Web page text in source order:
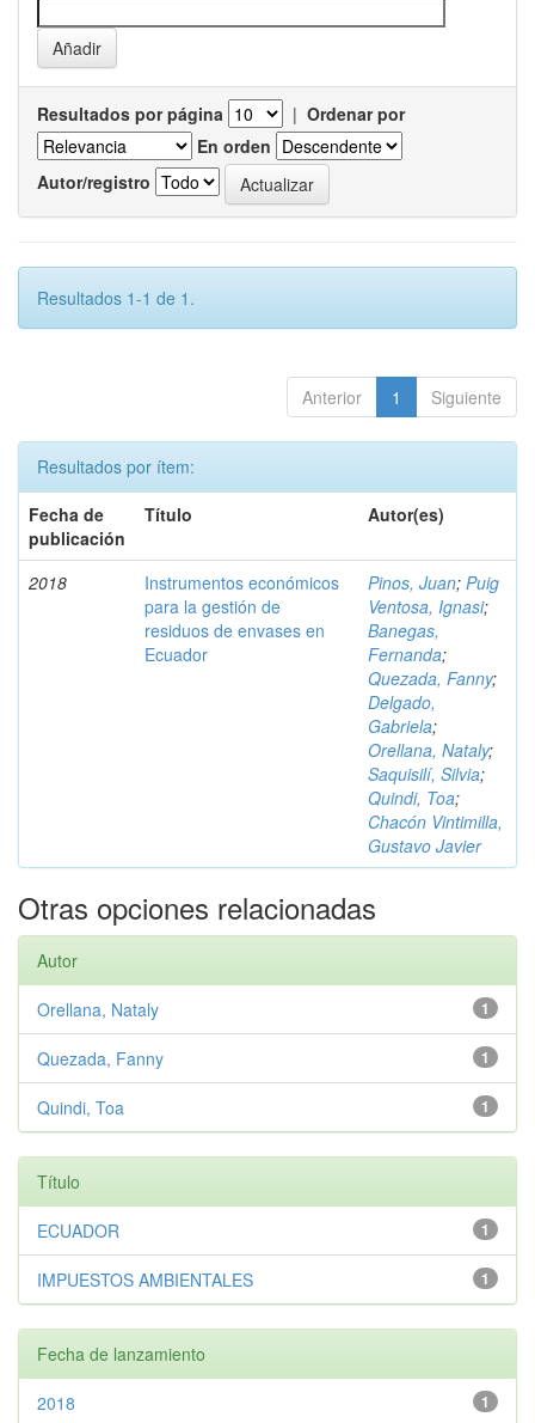
Resultados por página | Ordenar por
En orden
Autor/registro
Resultados 1-1 de 1.
Anterior 1 Siguiente
Resultados por ítem:
Fecha de
publicación
Título Autor(es)
2018
Instrumentos económicos
para la gestión de
residuos de envases en
Ecuador
Pinos, Juan; Puig
Ventosa, Ignasi;
Banegas,
Fernanda;
Quezada, Fanny;
Delgado,
Gabriela;
Orellana, Nataly;
Saquisilí, Silvia;
Quindi, Toa;
Chacón Vintimilla,
Gustavo Javier
Otras opciones relacionadas
Autor
1
Orellana, Nataly
1
Quezada, Fanny
1
Quindi, Toa
Título
1
ECUADOR
1
IMPUESTOS AMBIENTALES
Fecha de lanzamiento
1
2018